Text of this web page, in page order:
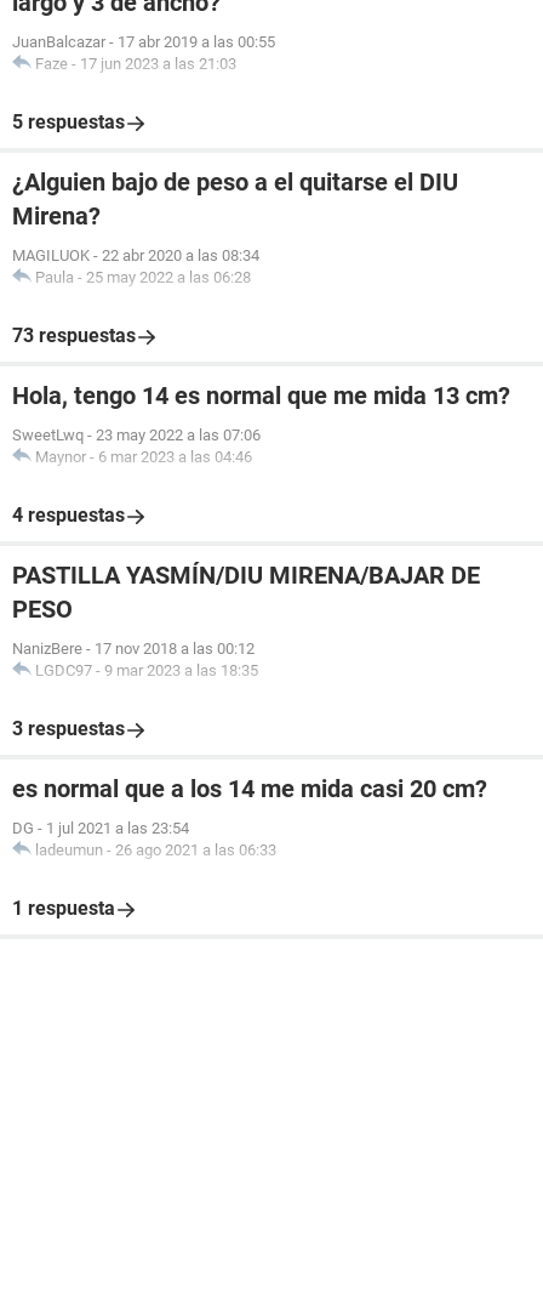
JuanBalcazar - 17 abr 2019 a las 00:55
Faze - 17 jun 2023 a las 21:03
5 respuestas
¿Alguien bajo de peso a el quitarse el DIU
Mirena?
MAGILUOK - 22 abr 2020 a las 08:34
Paula - 25 may 2022 a las 06:28
73 respuestas
Hola, tengo 14 es normal que me mida 13 cm?
SweetLwq - 23 may 2022 a las 07:06
Maynor - 6 mar 2023 a las 04:46
4 respuestas
PASTILLA YASMÍN/DIU MIRENA/BAJAR DE
PESO
NanizBere - 17 nov 2018 a las 00:12
LGDC97 - 9 mar 2023 a las 18:35
3 respuestas
es normal que a los 14 me mida casi 20 cm?
DG - 1 jul 2021 a las 23:54
ladeumun - 26 ago 2021 a las 06:33
1 respuesta